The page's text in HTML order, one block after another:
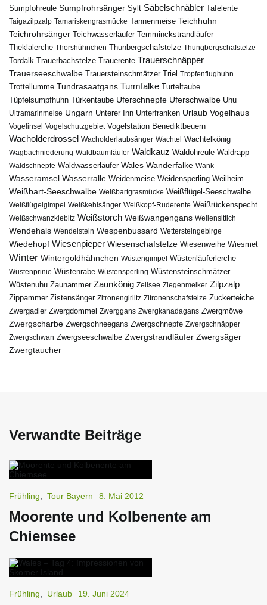
Sumpfohreule Sumpfrohrsänger Sylt Säbelschnäbler Tafelente
Taigazilpzalp Tamariskengrasmücke Tannenmeise Teichhuhn
Teichrohrsänger Teichwasserläufer Temminckstrandläufer
Theklalerche Thorshühnchen Thunbergschafstelze Thungbergschafstelze
Tordalk Trauerbachstelze Trauerente Trauerschnäpper
Trauerseeschwalbe Trauersteinschmätzer Triel Tropfenflughuhn
Trottellumme Tundrasaatgans Turmfalke Turteltaube
Tüpfelsumpfhuhn Türkentaube Uferschnepfe Uferschwalbe Uhu
Ultramarinmeise Ungarn Unterer Inn Unterfranken Urlaub Vogelhaus
Vogelinsel Vogelschutzgebiet Vogelstation Benediktbeuern
Wacholderdrossel Wacholderlaubsänger Wachtel Wachtelkönig
Wagbachniederung Waldbaumläufer Waldkauz Waldohreule Waldrapp
Waldschnepfe Waldwasserläufer Wales Wanderfalke Wank
Wasseramsel Wasserralle Weidenmeise Weidensperling Weilheim
Weißbart-Seeschwalbe Weißbartgrasmücke Weißflügel-Seeschwalbe
Weißflügelgimpel Weißkehlsänger Weißkopf-Ruderente Weißrückenspecht
Weißschwanzkiebitz Weißstorch Weißwangengans Wellensittich
Wendehals Wendelstein Wespenbussard Wettersteingebirge
Wiedehopf Wiesenpieper Wiesenschafstelze Wiesenweihe Wiesmet
Winter Wintergoldhähnchen Wüstengimpel Wüstenläuferlerche
Wüstenprinie Wüstenrabe Wüstensperling Wüstensteinschmätzer
Wüstenuhu Zaunammer Zaunkönig Zellsee Ziegenmelker Zilpzalp
Zippammer Zistensänger Zitronengirlitz Zitronenschafstelze Zuckerteiche
Zwergadler Zwergdommel Zwerggans Zwergkanadagans Zwergmöwe
Zwergscharbe Zwergschneegans Zwergschnepfe Zwergschnäpper
Zwergschwan Zwergseeschwalbe Zwergstrandläufer Zwergsäger
Zwergtaucher
Verwandte Beiträge
Frühling Tour Bayern 8. Mai 2012
Moorente und Kolbenente am
Chiemsee
Frühling Urlaub 19. Juni 2024